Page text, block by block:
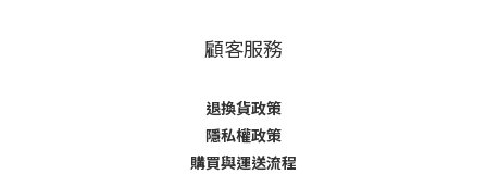
顧客服務
退換貨政策
隱私權政策
購買與運送流程